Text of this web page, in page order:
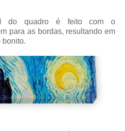
do quadro é feito com o
para as bordas, resultando em
bonito.